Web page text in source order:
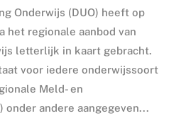
Onderwijs (DUO) heeft op
het regionale aanbod van
letterlijk in kaart gebracht.
voor iedere onderwijssoort
Meld- en
onder andere aangegeven...